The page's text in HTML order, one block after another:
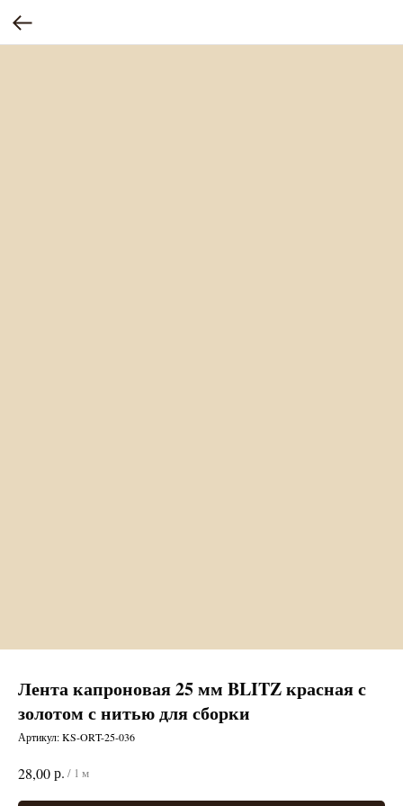
Лента капроновая 25 мм BLITZ красная с
золотом с нитью для сборки
Артикул:KS-ORT-25-036
28,00р. / 1 м